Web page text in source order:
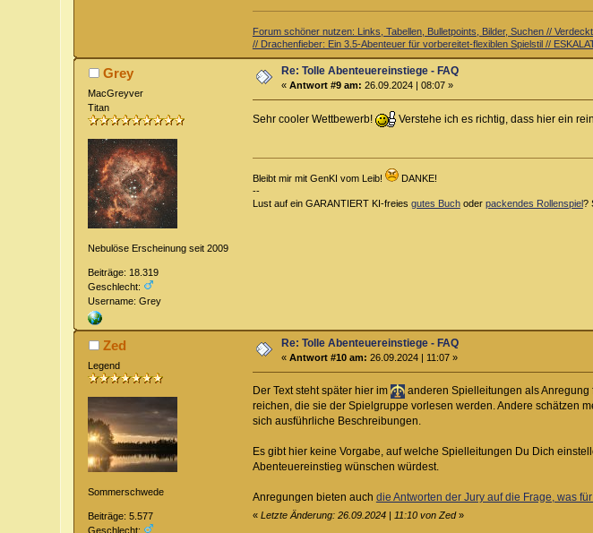
Forum schöner nutzen: Links, Tabellen, Bulletpoints, Bilder, Suchen //
// Drachenfieber: Ein 3.5-Abenteuer für vorbereitet-flexiblen Spielstil //
Grey
MacGreyver
Titan
Nebulöse Erscheinung seit 2009
Beiträge: 18.319
Geschlecht:
Username: Grey
Re: Tolle Abenteuereinstiege - FAQ
«Antwort #9 am: 26.09.2024 | 08:07 »
Sehr cooler Wettbewerb! Verstehe ich es richtig, dass hier ein
Bleibt mir mit GenKI vom Leib!
DANKE!
--
Lust auf ein GARANTIERT KI-freies gutes Buchoder packendes Rollenspiel?
Zed
Legend
Sommerschwede
Beiträge: 5.577
Geschlecht:
Re: Tolle Abenteuereinstiege - FAQ
«Antwort #10 am: 26.09.2024 | 11:07 »
Der Text steht später hier im
anderen Spielleitungen als Anregung
reichen, die sie der Spielgruppe vorlesen werden. Andere schätzen
sich ausführliche Beschreibungen.
Es gibt hier keine Vorgabe, auf welche Spielleitungen Du Dich
Abenteuereinstieg wünschen würdest.
Anregungen bieten auch die Antworten der Jury auf die Frage, was
« Letzte Änderung: 26.09.2024 | 11:10 von Zed»